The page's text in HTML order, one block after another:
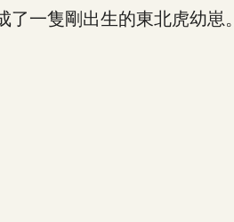
一隻剛出生的東北虎幼崽。